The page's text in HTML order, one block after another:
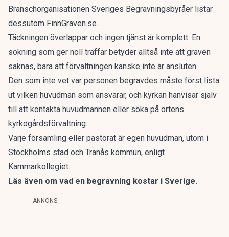
Branschorganisationen Sveriges Begravningsbyråer listar
dessutom FinnGraven.se.
Täckningen överlappar och ingen tjänst är komplett. En
sökning som ger noll träffar betyder alltså inte att graven
saknas, bara att förvaltningen kanske inte är ansluten.
Den som inte vet var personen begravdes måste först lista
ut vilken huvudman som ansvarar, och kyrkan hänvisar själv
till att kontakta huvudmannen eller söka på ortens
kyrkogårdsförvaltning.
Varje församling eller pastorat är egen huvudman, utom i
Stockholms stad och Tranås kommun, enligt
Kammarkollegiet.
Läs även om vad en begravning kostar i Sverige.
ANNONS